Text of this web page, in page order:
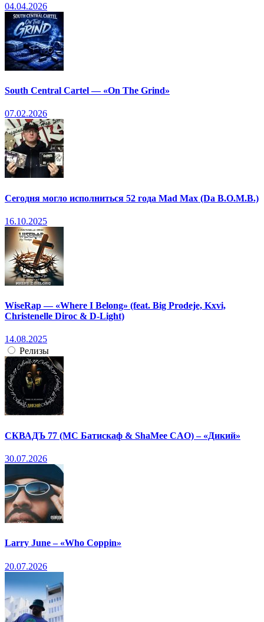
04.04.2026
South Central Cartel — «On The Grind»
07.02.2026
Сегодня могло исполниться 52 года Mad Max (Da B.O.M.B.)
16.10.2025
WiseRap — «Where I Belong» (feat. Big Prodeje, Kxvi,
Christenelle Diroc & D-Light)
14.08.2025
Релизы
СКВАДЪ 77 (МС Батискаф & ShaMee CAO) – «Дикий»
30.07.2026
Larry June – «Who Coppin»
20.07.2026